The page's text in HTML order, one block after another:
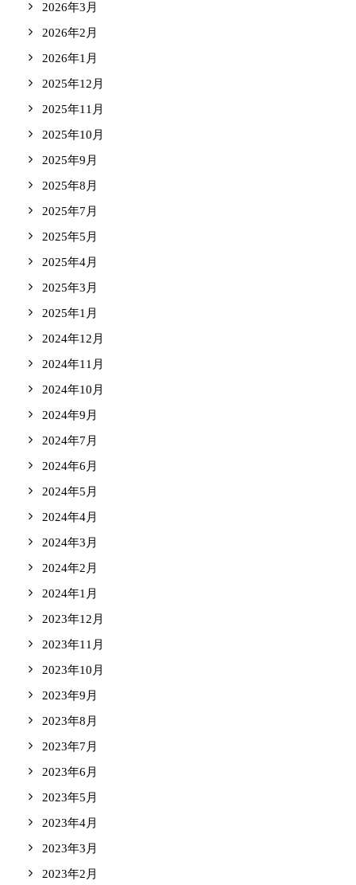
2026年3月
2026年2月
2026年1月
2025年12月
2025年11月
2025年10月
2025年9月
2025年8月
2025年7月
2025年5月
2025年4月
2025年3月
2025年1月
2024年12月
2024年11月
2024年10月
2024年9月
2024年7月
2024年6月
2024年5月
2024年4月
2024年3月
2024年2月
2024年1月
2023年12月
2023年11月
2023年10月
2023年9月
2023年8月
2023年7月
2023年6月
2023年5月
2023年4月
2023年3月
2023年2月